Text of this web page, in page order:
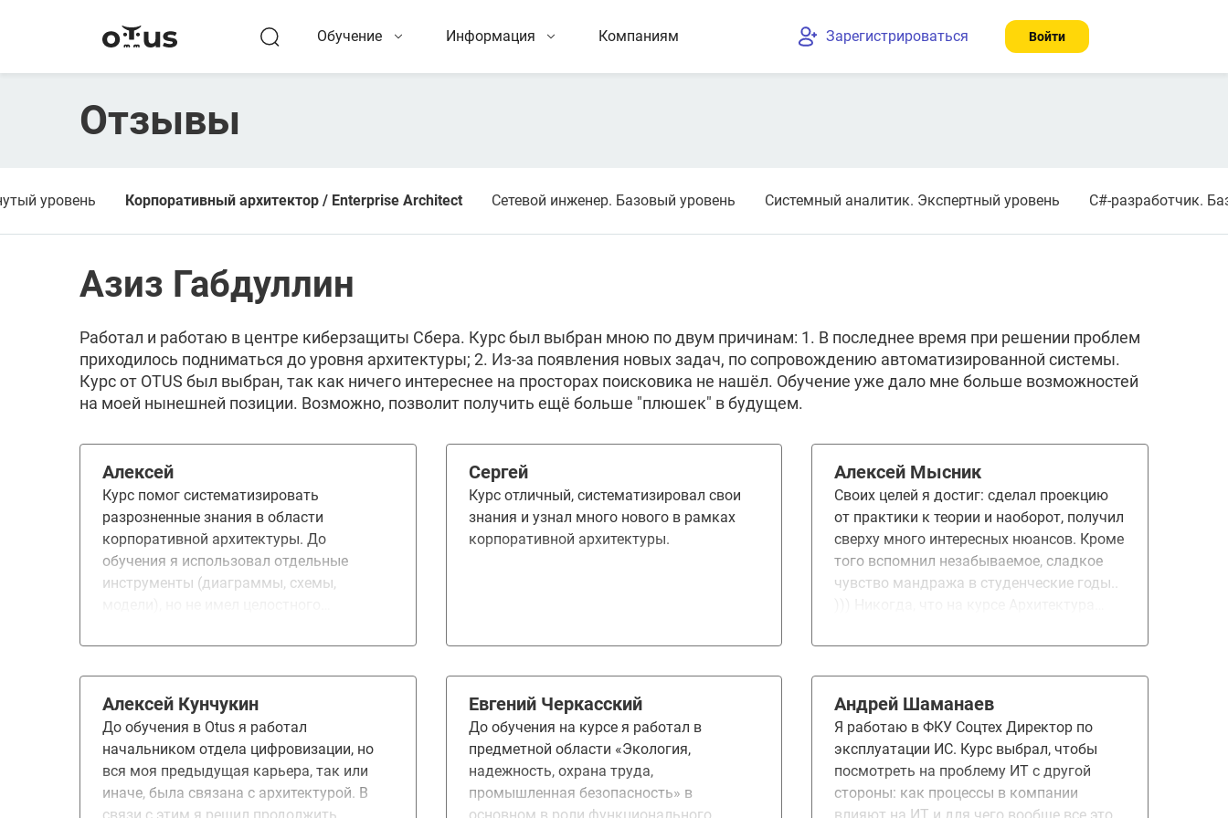
Обучение Информация Компаниям Зарегистрироваться Войти
Отзывы
уровень Корпоративный архитектор / Enterprise Architect Сетевой инженер. Базовый уровень Системный аналитик. Экспертный уровень C#-разработчик.
Азиз Габдуллин
Работал и работаю в центре киберзащиты Сбера. Курс был выбран мною по двум причинам: 1. В последнее время при решении проблем
приходилось подниматься до уровня архитектуры; 2. Из-за появления новых задач, по сопровождению автоматизированной системы.
Курс от OTUS был выбран, так как ничего интереснее на просторах поисковика не нашёл. Обучение уже дало мне больше возможностей
на моей нынешней позиции. Возможно, позволит получить ещё больше "плюшек" в будущем.
Алексей
Курс помог систематизировать
разрозненные знания в области
корпоративной архитектуры. До
обучения я использовал отдельные
инструменты (диаграммы, схемы,
между собой и как встраиваются в
понравилось: • Практические задания -
особенно возможность вести сквозной
кейс на протяжении всего курса. Это
позволило применить теорию сразу на
практике. • Использование нотации
ArchiMate - до курса я использовал
Сергей
Курс отличный, систематизировал свои
знания и узнал много нового в рамках
корпоративной архитектуры.
Алексей Мысник
Своих целей я достиг: сделал проекцию
от практики к теории и наоборот, получил
сверху много интересных нюансов. Кроме
того вспомнил незабываемое, сладкое
чувство мандража в студенческие годы..
выполнения ДЗ не оправдалось у меня,
ума, такой подход у меня… какая-то ещё
причина (о которой я не не
подозреваю)))), но тем не менее…
Смущают? Да… Почему? Потому что
контекстно понимаю объём работы и
видя 1 час на выполнение ДЗ возникает
Алексей Кунчукин
До обучения в Otus я работал
начальником отдела цифровизации, но
вся моя предыдущая карьера, так или
иначе, была связана с архитектурой. В
Евгений Черкасский
До обучения на курсе я работал в
предметной области «Экология,
надежность, охрана труда,
промышленная безопасность» в
Андрей Шаманаев
Я работаю в ФКУ Соцтех Директор по
эксплуатации ИС. Курс выбрал, чтобы
посмотреть на проблему ИТ с другой
стороны: как процессы в компании